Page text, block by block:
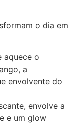
o dia em
aquece o
a
envolvente do
envolve a
e um glow